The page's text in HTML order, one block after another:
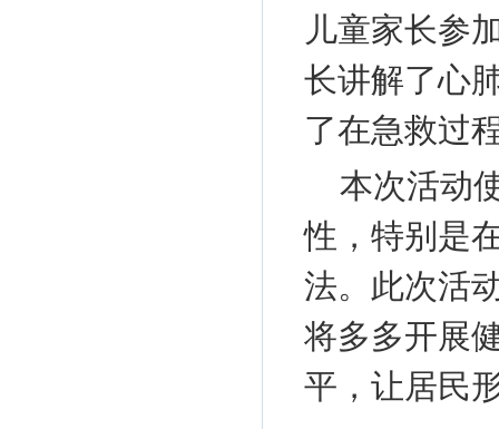
儿童家长参
长讲解了心
了在急救过
本次活动
性，特别是
法。此次活
将多多开展
平，让居民